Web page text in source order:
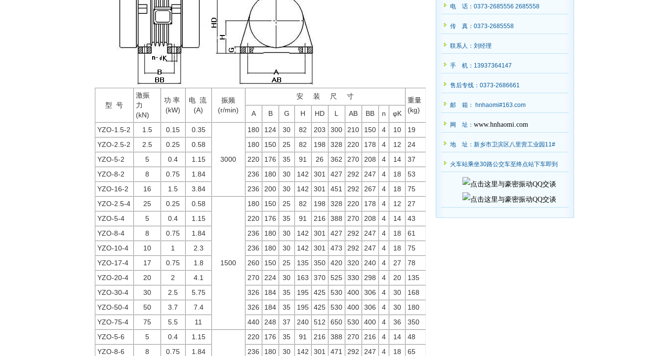
型 号
激振
力
(kN)
功 率
(kW)
电 流
(A)
振频
(r/min)
安 装 尺 寸
重量
(kg)
A B G H HD L AB BB n φK
YZO-1.5-2 1.5 0.15 0.35
3000
180 124 30 82 203 300 210 150 4 10
19
YZO-2.5-2
2.5 0.25 0.58 180 150 25 82 198 328 220 178 4 12
24
YZO-5-2
5 0.4 1.15 220 176 35 91 26 362 270 208 4 14
37
YZO-8-2
8 0.75 1.84 236 180 30 142 301 427 292 247 4 18
53
YZO-16-2
16 1.5 3.84 236 200 30 142 301 451 292 267 4 18
75
YZO-2.5-4
25 0.25 0.58
1500
180 150 25 82 198 328 220 178 4 12
27
YZO-5-4
5 0.4 1.15 220 176 35 91 216 388 270 208 4 14
43
YZO-8-4
8 0.75 1.84 236 180 30 142 301 427 292 247 4 18
61
YZO-10-4
10 1 2.3 236 180 30 142 301 473 292 247 4 18
75
YZO-17-4
17 0.75 1.8 260 150 25 135 350 420 320 240 4 27
78
YZO-20-4
20 2 4.1 270 224 30 163 370 525 330 298 4 20
135
YZO-30-4
30 2.5 5.75 326 184 35 195 425 530 400 306 4 30
168
YZO-50-4
50 3.7 7.4 326 184 35 195 425 530 400 306 4 30
180
YZO-75-4
75 5.5 11 440 248 37 240 512 650 530 400 4 36
350
YZO-5-6
5 0.4 1.15 220 176 35 91 216 388 270 216 4 14
48
YZO-8-6
8 0.75 1.84 236 180 30 142 301 471 292 247 4 18
65
电 话：0373-2685556 2685558
传 真：0373-2685558
联系人：刘经理
手 机：13937364147
售后专线：0373-2686661
邮 箱： hnhaomi#163.com
网 址： www.hnhaomi.com
地 址：新乡市卫滨区八里营工业园11#
火车站乘坐30路公交车至终点站下车即到